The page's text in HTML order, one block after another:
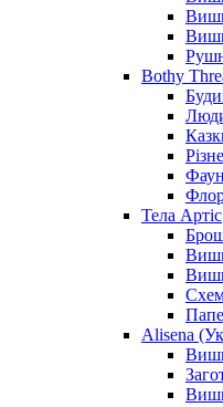
Bothy
Різне
Тела Артіс
Alisena